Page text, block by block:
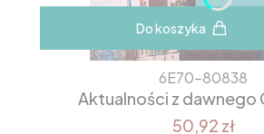
Do koszyka
6E70-80838
Aktualności z dawnego
50,92 zł